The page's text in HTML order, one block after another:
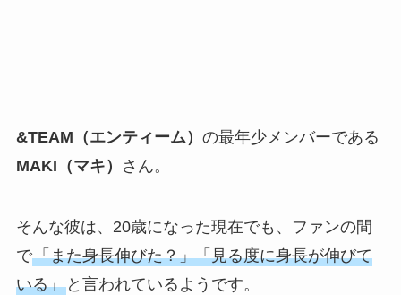
&TEAM（エンティーム） の最年少メンバーである
MAKI（マキ）
さん。
そんな彼は、20歳になった現在でも、ファンの間
で「また身長伸びた？」「見る度に身長が伸びて
いる」と言われているようです。